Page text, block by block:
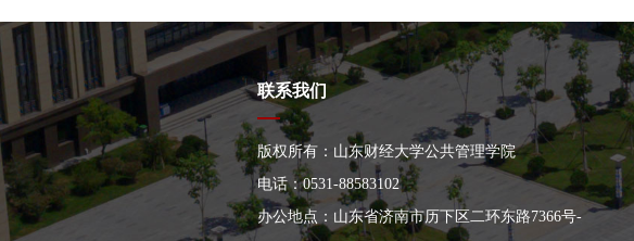
联系我们
版权所有：山东财经大学公共管理学院
电话：0531-88583102
办公地点：山东省济南市历下区二环东路7366号-